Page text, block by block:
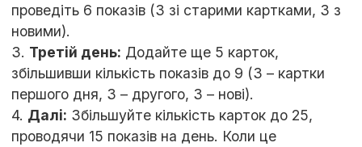
проведіть 6 показів (3 зі старими картками, 3 з
новими).
3. Третій день: Додайте ще 5 карток,
збільшивши кількість показів до 9 (3 – картки
першого дня, 3 – другого, 3 – нові).
4. Далі: Збільшуйте кількість карток до 25,
проводячи 15 показів на день. Коли це